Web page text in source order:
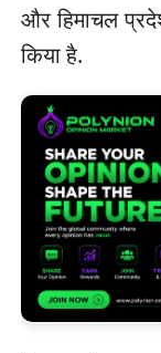
और हिमाचल
किया है.